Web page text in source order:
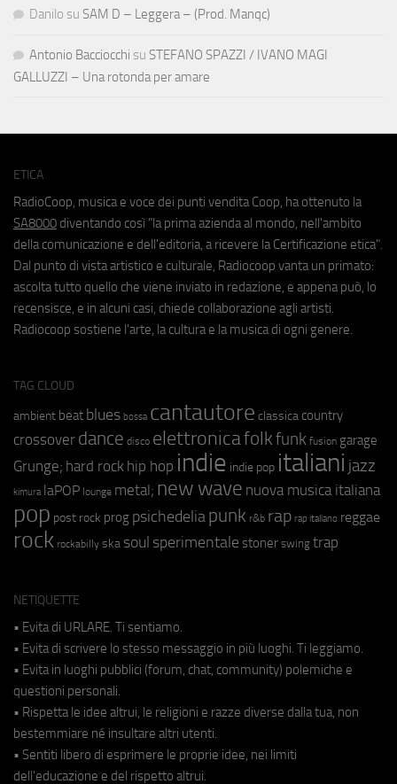
Danilo su SAM D – Leggera – (Prod. Manqc)
Antonio Bacciocchi su STEFANO SPAZZI / IVANO MAGI
GALLUZZI – Una rotonda per amare
ETICA
RadioCoop, musica e voce dei punti vendita Coop, ha ottenuto la
SA8000 diventando così "la prima azienda al mondo, nell'ambito
della comunicazione e dell'editoria, a ricevere la Certificazione etica".
Dal punto di vista artistico e culturale, Radiocoop vanta un primato:
ascolta tutto quello che viene inviato in redazione, e appena può, lo
recensisce, e in alcuni casi, chiede collaborazione agli artisti.
Radiocoop sostiene l'arte, la cultura e la musica di ogni genere.
TAG CLOUD
ambient beat blues bossa cantautore classica country
crossover dance disco elettronicafolkfunk fusion garage
Grunge; hard rock hip hop indie indie pop italiani jazz
kimura laPOP lounge metal; new wave nuova musica italiana
pop post rock prog psichedeliapunk r&b rap rap italiano reggae
rock rockabilly ska soul sperimentale stoner swing trap
NETIQUETTE
• Evita di URLARE. Ti sentiamo.
• Evita di scrivere lo stesso messaggio in più luoghi. Ti leggiamo.
• Evita in luoghi pubblici (forum, chat, community) polemiche e
questioni personali.
• Rispetta le idee altrui, le religioni e razze diverse dalla tua, non
bestemmiare né insultare altri utenti.
• Sentiti libero di esprimere le proprie idee, nei limiti
dell'educazione e del rispetto altrui.